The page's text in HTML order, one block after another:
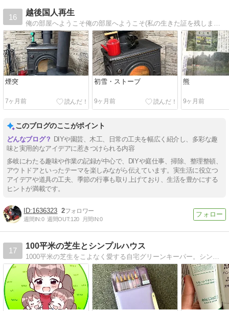
16
越後国人再生
煙突
7ヶ月前
初雪・ストーブ
9ヶ月前
熊
9ヶ月前
このブログのここがポイント
DIYや園芸、木工、日常の工夫を幅広く紹介し、多彩な趣
味と実用的なアイデアに惹きつけられる内容
多岐にわたる趣味や作業の記録が中心で、DIYや庭仕事、掃除、整理整頓、
アウトドアといったテーマを楽しみながら伝えています。実生活に役立つ
アイデアや道具の工夫、季節の行事も取り上げており、生活を豊かにする
ヒントが満載です。
1636323 2
週間IN:0 週間OUT:120 月間IN:0
17
100平米の芝生とシンプルハウス
1000平米の芝生をこよなく愛する自宅グリーンキーパー。シンプルなおうちでの生活メインのブログです。